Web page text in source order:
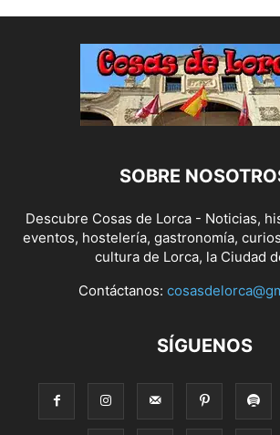
SOBRE
Descubre Cosas de Lorca - Noticias,
eventos, hostelería, gastronomía,
cultura de Lorca, la Ciudad
Contáctanos:
SÍGUENOS